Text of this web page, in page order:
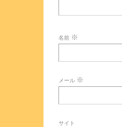
名前 ※
メール ※
サイト